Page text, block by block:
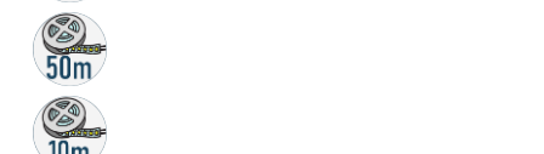
50m
rolka
10m
rolka